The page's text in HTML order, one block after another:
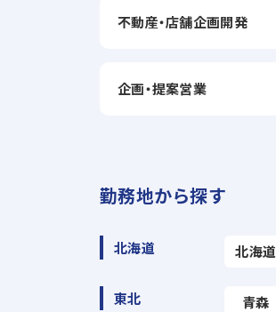
不動産・店舗企画開発
企画・提案営業
勤務地から探す
北海道 北海道
東北 青森